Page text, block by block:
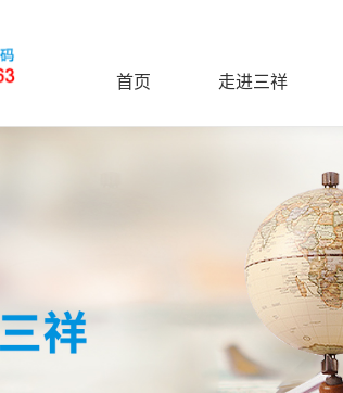
首页 走进三祥